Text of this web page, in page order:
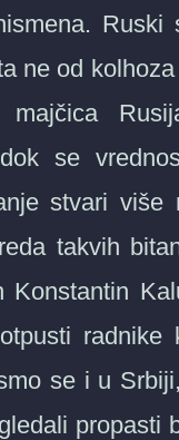
ne od
se
stvari
takvih
se i u